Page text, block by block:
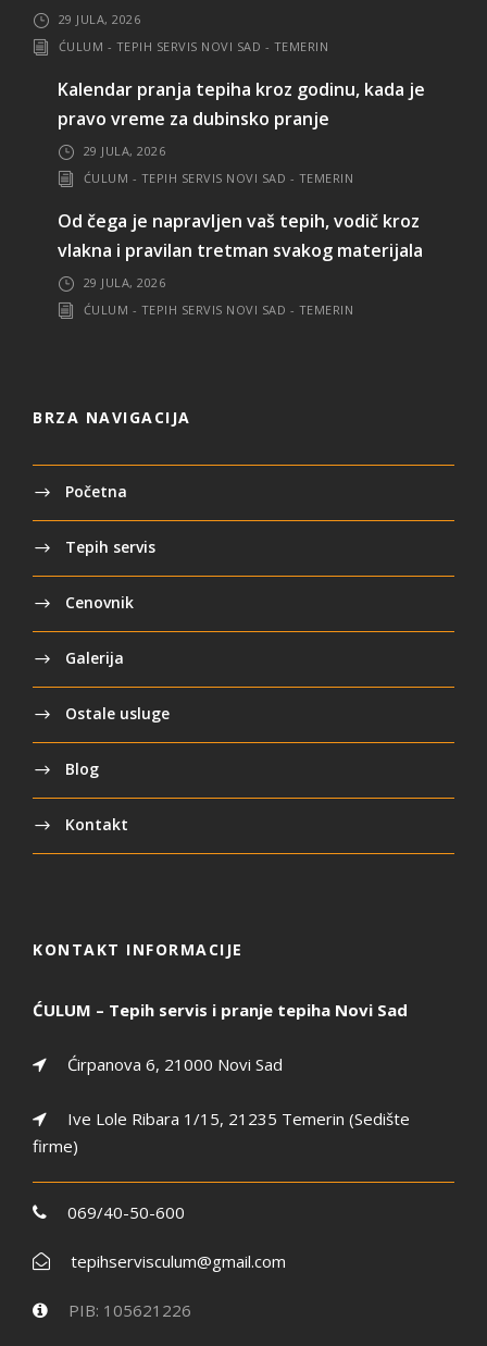
29 JULA, 2026
ĆULUM - TEPIH SERVIS NOVI SAD - TEMERIN
Kalendar pranja tepiha kroz godinu, kada je
pravo vreme za dubinsko pranje
29 JULA, 2026
ĆULUM - TEPIH SERVIS NOVI SAD - TEMERIN
Od čega je napravljen vaš tepih, vodič kroz
vlakna i pravilan tretman svakog materijala
29 JULA, 2026
ĆULUM - TEPIH SERVIS NOVI SAD - TEMERIN
BRZA NAVIGACIJA
Početna
Tepih servis
Cenovnik
Galerija
Ostale usluge
Blog
Kontakt
KONTAKT INFORMACIJE
ĆULUM – Tepih servis i pranje tepiha Novi Sad
Ćirpanova 6, 21000 Novi Sad
Ive Lole Ribara 1/15, 21235 Temerin (Sedište
firme)
069/40-50-600
tepihservisculum@gmail.com
PIB: 105621226